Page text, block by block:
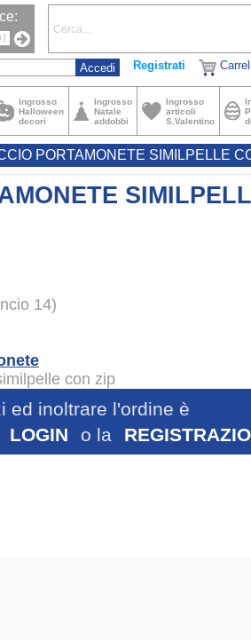
Registrati
Ingrosso
Halloween
decori
Ingrosso
Natale
addobbi
Ingrosso
articoli
S.Valentino
PORTAMONETE SIMILPELLE
14)
con zip
ed inoltrare l'ordine è
LOGIN o la